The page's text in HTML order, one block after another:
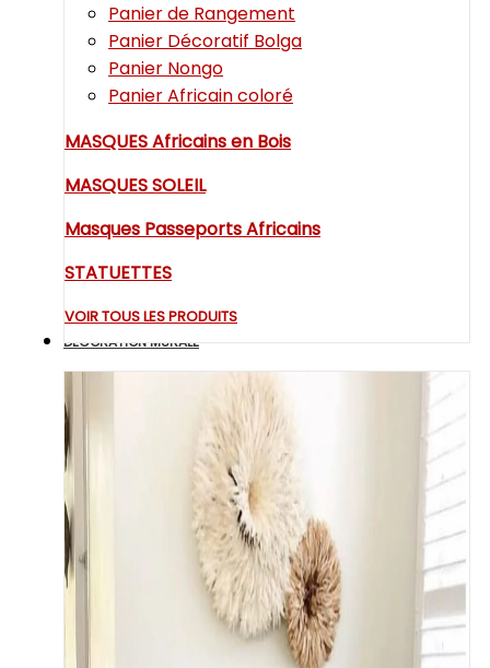
Panier de Rangement
Panier Décoratif Bolga
Panier Nongo
Panier Africain coloré
MASQUES Africains en Bois
MASQUES SOLEIL
Masques Passeports Africains
STATUETTES
VOIR TOUS LES PRODUITS
DECORATION MURALE